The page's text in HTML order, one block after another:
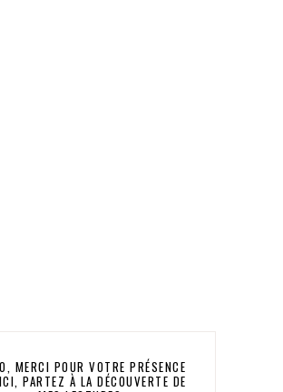
MERCI POUR VOTRE PRÉSENCE
PARTEZ À LA DÉCOUVERTE DE